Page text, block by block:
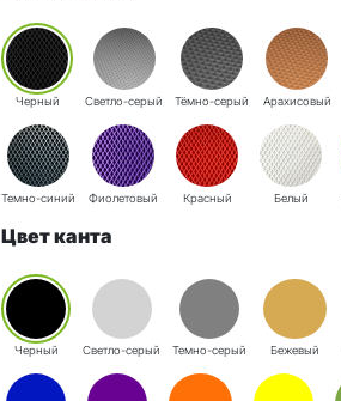
Черный Светло-серый Тёмно-серый Арахисовый
Темно-синий Фиолетовый Красный Белый
Цвет канта
Черный Светло-серый Темно-серый Бежевый